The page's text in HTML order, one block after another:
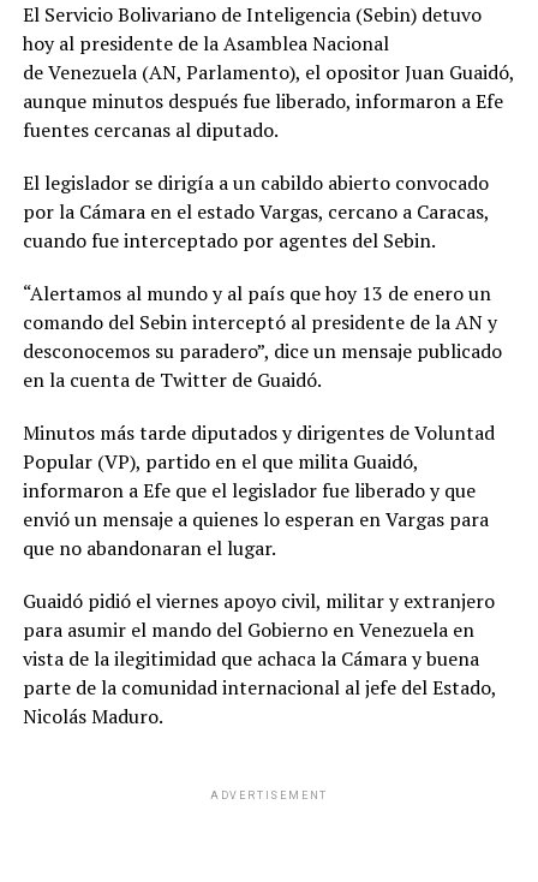
El Servicio Bolivariano de Inteligencia (Sebin) detuvo
hoy al presidente de la Asamblea Nacional
de Venezuela (AN, Parlamento), el opositor Juan Guaidó,
aunque minutos después fue liberado, informaron a Efe
fuentes cercanas al diputado.
El legislador se dirigía a un cabildo abierto convocado
por la Cámara en el estado Vargas, cercano a Caracas,
cuando fue interceptado por agentes del Sebin.
“Alertamos al mundo y al país que hoy 13 de enero un
comando del Sebin interceptó al presidente de la AN y
desconocemos su paradero”, dice un mensaje publicado
en la cuenta de Twitter de Guaidó.
Minutos más tarde diputados y dirigentes de Voluntad
Popular (VP), partido en el que milita Guaidó,
informaron a Efe que el legislador fue liberado y que
envió un mensaje a quienes lo esperan en Vargas para
que no abandonaran el lugar.
Guaidó pidió el viernes apoyo civil, militar y extranjero
para asumir el mando del Gobierno en Venezuela en
vista de la ilegitimidad que achaca la Cámara y buena
parte de la comunidad internacional al jefe del Estado,
Nicolás Maduro.
ADVERTISEMENT